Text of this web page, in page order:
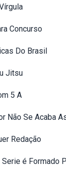
Concurso
Do Brasil
Jitsu
5 A
Não Se Acaba
Redação
Serie é Formado